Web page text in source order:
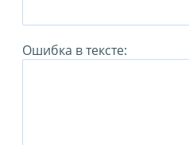
Ошибка в тексте: